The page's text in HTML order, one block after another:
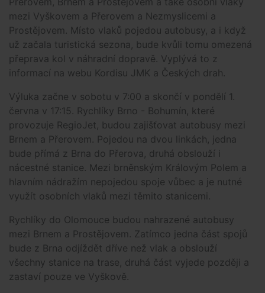
mezi Vyškovem a Přerovem a Nezmyslicemi a
Prostějovem. Místo vlaků pojedou autobusy, a i když
už začala turistická sezona, bude kvůli tomu omezená
přeprava kol v náhradní dopravě. Vyplývá to z
informací na webu Kordisu JMK a Českých drah.
Výluka začne v sobotu v 7:00 a skončí v pondělí 1.
června v 17:15. Rychlíky Brno - Bohumín, které
provozuje RegioJet, budou zajišťovat autobusy mezi
Brnem a Přerovem. Pojedou na dvou linkách, jedna
bude přímá z Brna do Přerova, druhá obslouží i
nácestné stanice. Mezi brněnským Královým Polem a
hlavním nádražím nepojedou spoje vůbec a je nutné
využít osobních vlaků mezi těmito stanicemi.
Rychlíky do Olomouce budou nahrazené autobusy
mezi Brnem a Prostějovem. Zatímco jedna část spojů
bude z Brna odjíždět dříve než vlak a obslouží
všechny stanice na trase, druhá část vyjede později a
zastaví pouze ve Vyškově.